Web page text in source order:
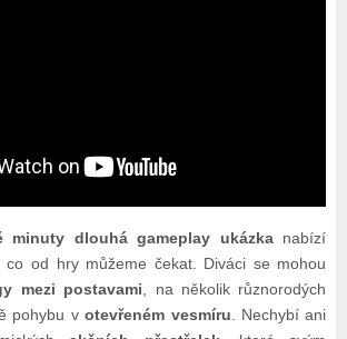
minuty dlouhá gameplay ukázkanabízí
co od hry můžeme čekat. Diváci se mohou
mezi postavami , na několik různorodých
pohybu votevřeném vesmíru . Nechybí ani